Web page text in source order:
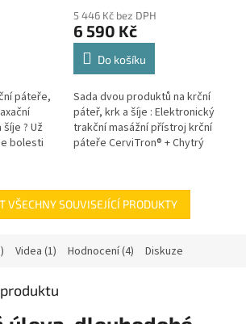
Smart
v
páteře,
? Už
bolesti
masážní přístroj na krk a
šíji
produktu
je
5,0
hvězdiček.
5 446 Kč bez DPH
6 590 Kč
Do košíku
Sada dvou produktů na krční
páteř, krk a šíje : Elektronický
trakční masážní přístroj krční
páteře CerviTron® + Chytrý
VŠECHNY SOUVISEJÍCÍ PRODUKTY
Videa (1) Hodnocení (4) Diskuze